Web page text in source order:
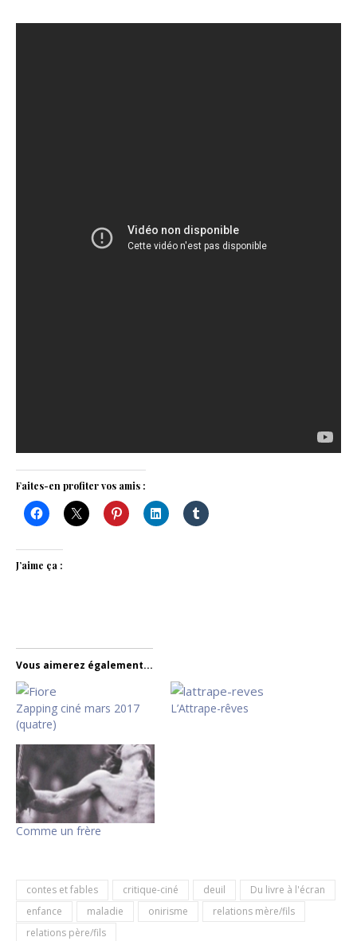
Faites-en profiter vos amis :
J’aime ça :
Vous aimerez également...
Zapping ciné mars 2017
(quatre)
L’Attrape-rêves
Comme un frère
contes et fables critique-ciné deuil
Du livre à l'écran
enfance
maladie onirisme
relations mère/fils
relations père/fils